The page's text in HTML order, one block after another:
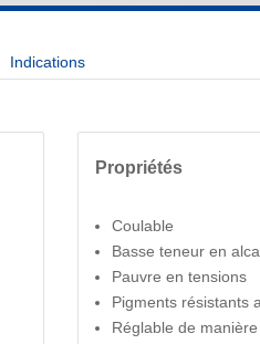
Indications
Propriétés
Coulable
Basse teneur en
Pauvre en tensions
Pigments résistants
Réglable de